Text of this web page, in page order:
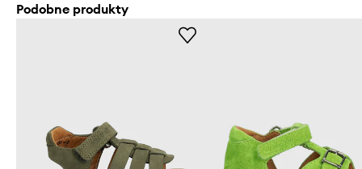
Podobne produkty